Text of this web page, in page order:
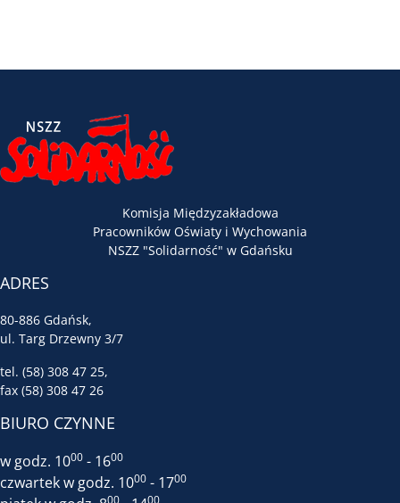
Komisja Międzyzakładowa
Pracowników Oświaty i Wychowania
NSZZ "Solidarność" w Gdańsku
ADRES
80-886 Gdańsk,
ul. Targ Drzewny 3/7
tel. (58) 308 47 25,
fax (58) 308 47 26
BIURO CZYNNE
w godz. 1000 - 1600
czwartek w godz. 1000 - 1700
00 00